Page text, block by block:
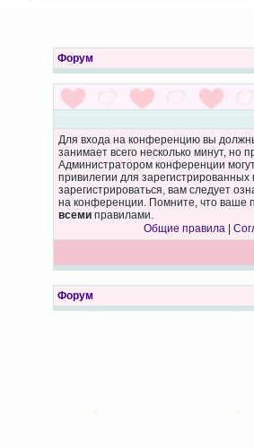
Форум
Для входа на конференцию вы
занимает всего несколько минут, но
Администратором конференции
привилегии для
зарегистрироваться, вам следует
на конференции. Помните, что ваше
всемиправилами.
Общие правила|
Форум